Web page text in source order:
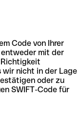
Code von Ihrer
entweder mit der
Richtigkeit
nicht in der Lage
oder zu
SWIFT-Code für